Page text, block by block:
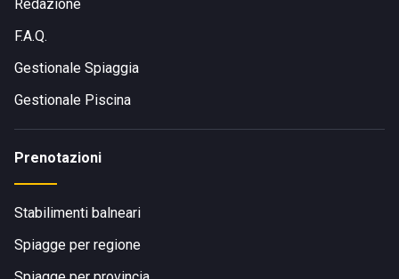
Redazione
F.A.Q.
Gestionale Spiaggia
Gestionale Piscina
Prenotazioni
Stabilimenti balneari
Spiagge per regione